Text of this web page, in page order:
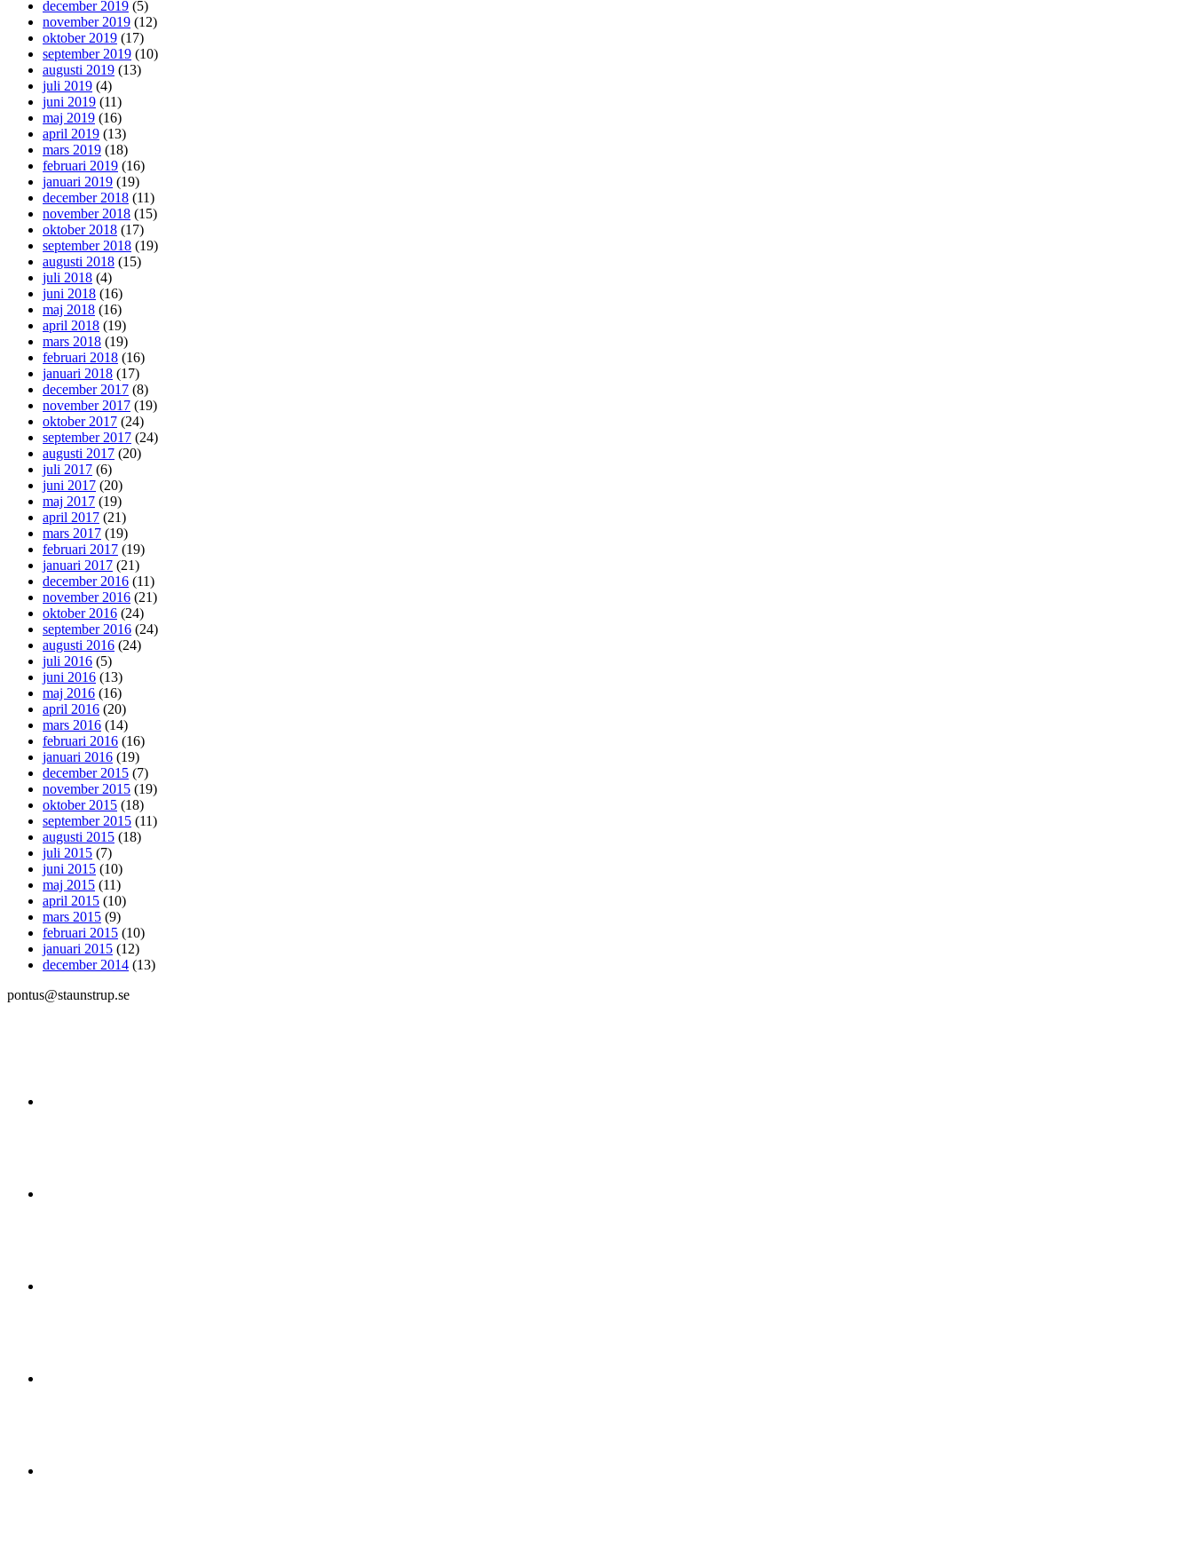
december 2019 (5)
november 2019 (12)
oktober 2019 (17)
september 2019 (10)
augusti 2019 (13)
juli 2019 (4)
juni 2019 (11)
maj 2019 (16)
april 2019 (13)
mars 2019 (18)
februari 2019 (16)
januari 2019 (19)
december 2018 (11)
november 2018 (15)
oktober 2018 (17)
september 2018 (19)
augusti 2018 (15)
juli 2018 (4)
juni 2018 (16)
maj 2018 (16)
april 2018 (19)
mars 2018 (19)
februari 2018 (16)
januari 2018 (17)
december 2017 (8)
november 2017 (19)
oktober 2017 (24)
september 2017 (24)
augusti 2017 (20)
juli 2017 (6)
juni 2017 (20)
maj 2017 (19)
april 2017 (21)
mars 2017 (19)
februari 2017 (19)
januari 2017 (21)
december 2016 (11)
november 2016 (21)
oktober 2016 (24)
september 2016 (24)
augusti 2016 (24)
juli 2016 (5)
juni 2016 (13)
maj 2016 (16)
april 2016 (20)
mars 2016 (14)
februari 2016 (16)
januari 2016 (19)
december 2015 (7)
november 2015 (19)
oktober 2015 (18)
september 2015 (11)
augusti 2015 (18)
juli 2015 (7)
juni 2015 (10)
maj 2015 (11)
april 2015 (10)
mars 2015 (9)
februari 2015 (10)
januari 2015 (12)
december 2014 (13)
pontus@staunstrup.se